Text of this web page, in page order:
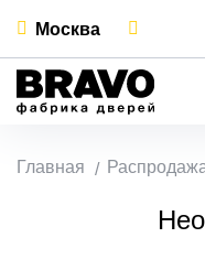
Москва
Главная